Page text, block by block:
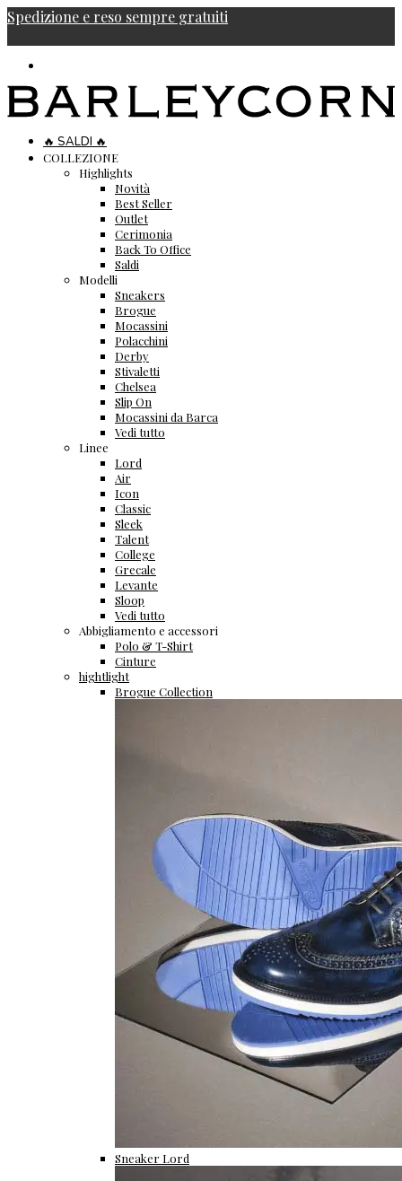
Spedizione e reso sempre gratuiti
🔥 SALDI 🔥
COLLEZIONE
Highlights
Novità
Best Seller
Outlet
Cerimonia
Back To Office
Saldi
Modelli
Sneakers
Brogue
Mocassini
Polacchini
Derby
Stivaletti
Chelsea
Slip On
Mocassini da Barca
Vedi tutto
Linee
Lord
Air
Icon
Classic
Sleek
Talent
College
Grecale
Levante
Sloop
Vedi tutto
Abbigliamento e accessori
Polo & T-Shirt
Cinture
hightlight
Brogue Collection
Sneaker Lord